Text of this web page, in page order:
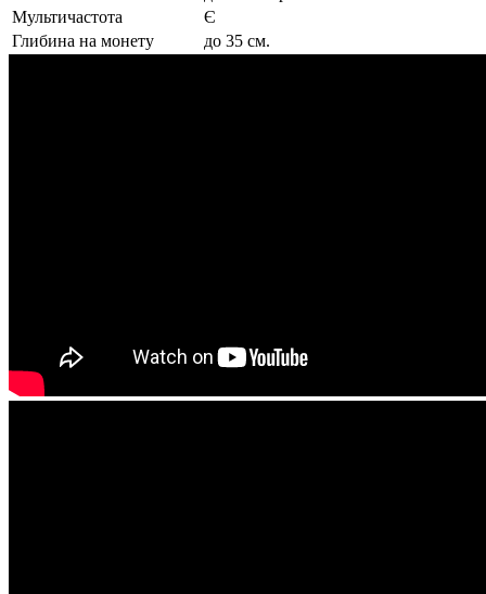
Мультичастота
Є
Глибина на монету
до 35 см.